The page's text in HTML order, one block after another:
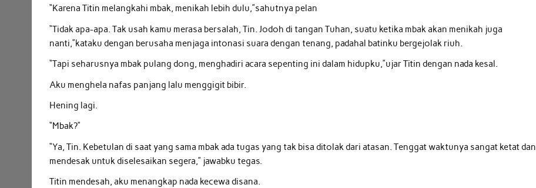
“Karena Titin melangkahi mbak, menikah lebih dulu,”sahutnya pelan
“Tidak apa-apa. Tak usah kamu merasa bersalah, Tin. Jodoh di tangan Tuhan, suatu ketika mbak akan menikah juga
nanti,”kataku dengan berusaha menjaga intonasi suara dengan tenang, padahal batinku bergejolak riuh.
“Tapi seharusnya mbak pulang dong, menghadiri acara sepenting ini dalam hidupku,”ujar Titin dengan nada kesal.
Aku menghela nafas panjang lalu menggigit bibir.
Hening lagi.
“Mbak?”
“Ya, Tin. Kebetulan di saat yang sama mbak ada tugas yang tak bisa ditolak dari atasan. Tenggat waktunya sangat ketat dan
mendesak untuk diselesaikan segera,” jawabku tegas.
Titin mendesah, aku menangkap nada kecewa disana.